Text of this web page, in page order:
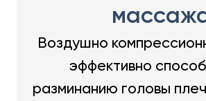
Воздушно
эффективно
разминанию головы